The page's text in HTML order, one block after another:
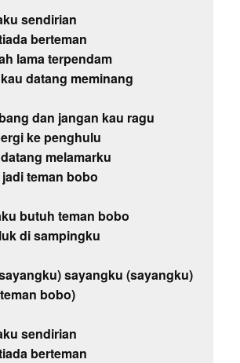
sendirian
berteman
lama terpendam
datang meminang
dan jangan kau ragu
ke penghulu
melamarku
teman bobo
butuh teman bobo
di sampingku
sayangku (sayangku)
bobo)
sendirian
berteman